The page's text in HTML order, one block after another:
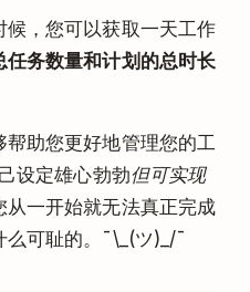
，您可以获取一天工作
任务数量和计划的总时长
助您更好地管理您的工
设定雄心勃勃但可实现
一开始就无法真正完成
可耻的。¯\_(ツ)_/¯